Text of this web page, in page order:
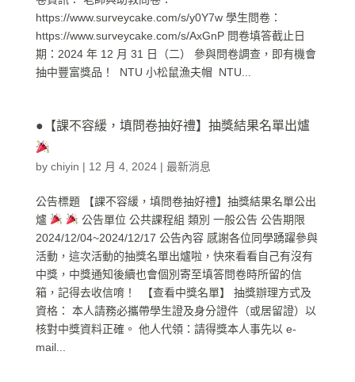
https://www.surveycake.com/s/y0Y7w 學生問卷：
https://www.surveycake.com/s/AxGnP 問卷填答截止日
期：2024 年 12 月 31 日（二） 參與問卷調查，即有機會
抽中豐富獎品！ NTU 小松鼠漁夫帽 NTU...
●【課不容緩，填問卷抽好禮】抽獎結果名單出爐
by chiyin | 12 月 4, 2024| 最新消息
公告標題 【課不容緩，填問卷抽好禮】抽獎結果名單公出
爐
公告單位 公共課程組 類別 一般公告 公告期限
2024/12/04~2024/12/17 公告內容 感謝各位同學踴躍參與
活動，這次活動的抽獎名單出爐啦，快來看看自己有沒有
中獎，中獎通知後續也會個別寄至填答問卷時所留的信
箱，記得去收信唷！ 【查看中獎名單】 抽獎辦理方式及
資格： 本人請務必攜帶學生證及身分證件（或居留證）以
核對中獎資料正確。 他人代領：請得獎本人事先以 e-
mail...